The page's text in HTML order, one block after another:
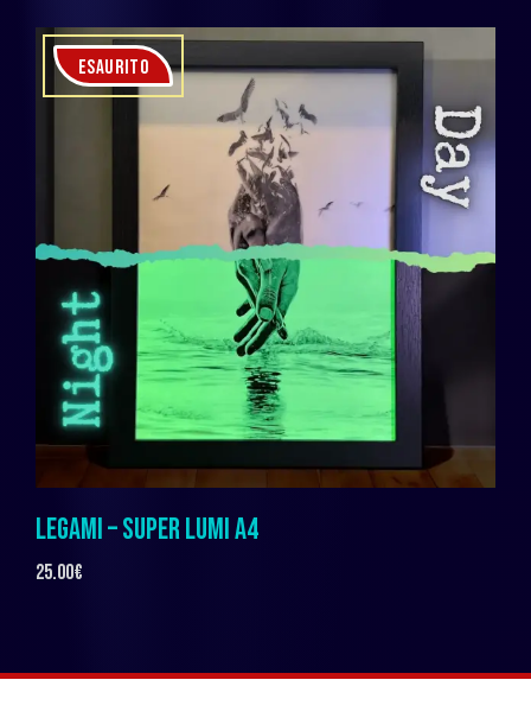
ESAURITO
LEGAMI – SUPER LUMI A4
25.00€